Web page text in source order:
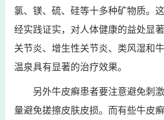
氯、镁、硫、硅等十多种矿物质。
经实践证实，对人体健康的益处显
关节炎、增生性关节炎、类风湿和
温泉具有显著的治疗效果。
另外牛皮癣患者要注意避免刺
量避免搓擦皮肤皮损。而有些牛皮